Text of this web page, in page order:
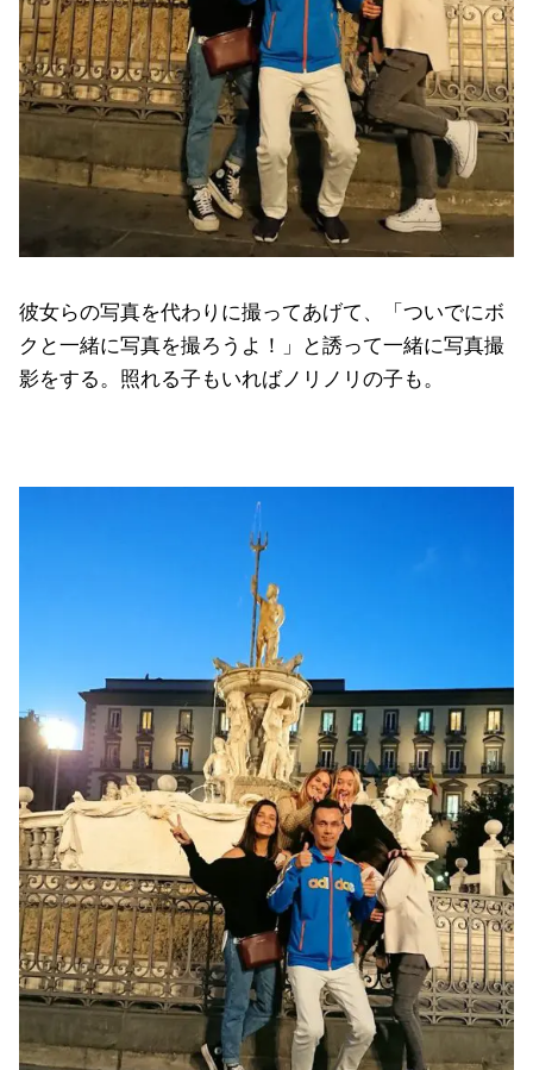
彼女らの写真を代わりに撮ってあげて、「ついでにボ
クと一緒に写真を撮ろうよ！」と誘って一緒に写真撮
影をする。照れる子もいればノリノリの子も。